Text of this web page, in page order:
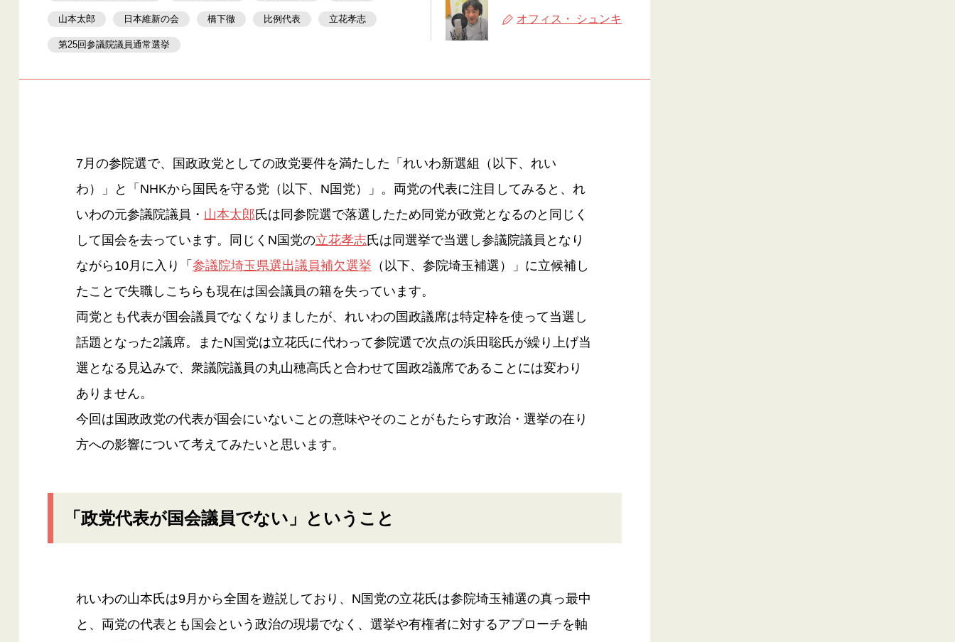
山本太郎 日本維新の会 橋下徹 比例代表 立花孝志
第25回参議院議員通常選挙
オフィス・ シュンキ
7月の参院選で、国政政党としての政党要件を満たした「れいわ新選組（以下、れい
わ）」と「NHKから国民を守る党（以下、N国党）」。両党の代表に注目してみると、れ
いわの元参議院議員・ 山本太郎 氏は同参院選で落選したため同党が政党となるのと同じく
して国会を去っています。同じくN国党の立花孝志氏は同選挙で当選し参議院議員となり
ながら10月に入り「 参議院埼玉県選出議員補欠選挙 （以下、参院埼玉補選）」に立候補し
たことで失職しこちらも現在は国会議員の籍を失っています。
両党とも代表が国会議員でなくなりましたが、れいわの国政議席は特定枠を使って当選し
話題となった2議席。またN国党は立花氏に代わって参院選で次点の浜田聡氏が繰り上げ当
選となる見込みで、衆議院議員の丸山穂高氏と合わせて国政2議席であることには変わり
ありません。
今回は国政政党の代表が国会にいないことの意味やそのことがもたらす政治・選挙の在り
方への影響について考えてみたいと思います。
「政党代表が国会議員でない」ということ
れいわの山本氏は9月から全国を遊説しており、N国党の立花氏は参院埼玉補選の真っ最中
と、両党の代表とも国会という政治の現場でなく、選挙や有権者に対するアプローチを軸